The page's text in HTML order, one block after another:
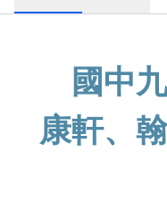
國中
康軒、